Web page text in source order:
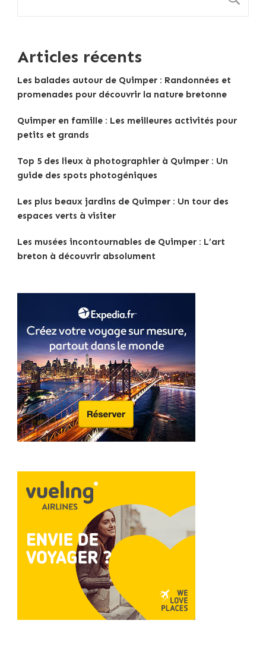
Articles récents
Les balades autour de Quimper : Randonnées et
promenades pour découvrir la nature bretonne
Quimper en famille : Les meilleures activités pour
petits et grands
Top 5 des lieux à photographier à Quimper : Un
guide des spots photogéniques
Les plus beaux jardins de Quimper : Un tour des
espaces verts à visiter
Les musées incontournables de Quimper : L’art
breton à découvrir absolument